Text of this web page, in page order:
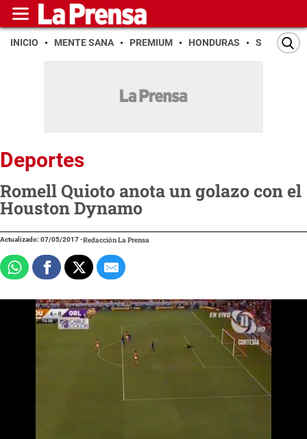
INICIO MENTE SANA PREMIUM HONDURAS SAN PEDRO
Deportes
Romell Quioto anota un golazo con el
Houston Dynamo
Actualizado: 07/05/2017-Redacción La Prensa